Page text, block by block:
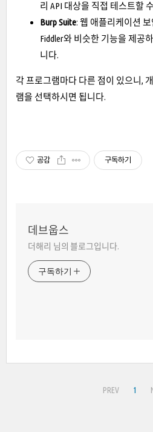
리 API 대상을 직접 테스트할
Burp Suite: 웹 애플리케이션
Fiddler와 비슷한 기능을 제공
니다.
각 프로그램마다 다른 점이 있으니,
램을 선택하시면 됩니다.
공감 구독하기
데브웁스
더해리 님의 블로그입니다.
구독하기
PREV 1